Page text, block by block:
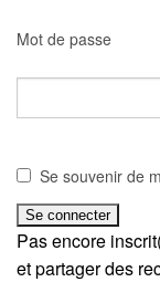
Mot de passe
Se souvenir de
Pas encore
et partager des